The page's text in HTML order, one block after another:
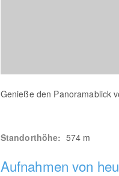
Genieße den Panoramablick
Standorthöhe: 574 m
Aufnahmen von